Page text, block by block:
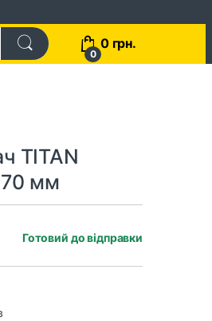
0
0 грн.
TITAN
70 мм
Готовий до відправки